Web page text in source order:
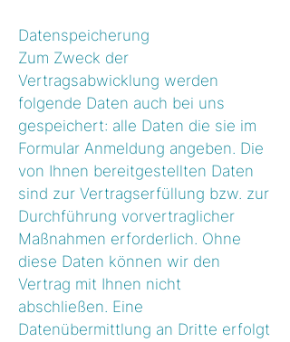
Datenspeicherung
Zum Zweck der
Vertragsabwicklung werden
folgende Daten auch bei uns
gespeichert: alle Daten die sie im
Formular Anmeldung angeben. Die
von Ihnen bereitgestellten Daten
sind zur Vertragserfüllung bzw. zur
Durchführung vorvertraglicher
Maßnahmen erforderlich. Ohne
diese Daten können wir den
Vertrag mit Ihnen nicht
abschließen. Eine
Datenübermittlung an Dritte erfolgt